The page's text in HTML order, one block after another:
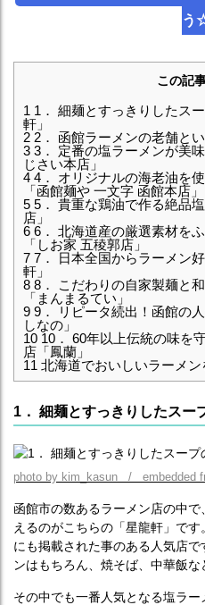
う
この記
1 1． 細麺とすっきりしたス
軒」
2 2． 函館ラーメンの老舗とい
3 3． 定番の塩ラーメンが美
じさい本店」
4 4． オリジナルの海老油を
「函館麺や 一文字 函館本店」
5 5． 貴重な鶏油で作る絶品
店」
6 6． 北海道産の厳選素材を
「しお家 五稜郭店」
7 7． 日本全国からラーメン
軒」
8 8． こだわりの自家製麺と
「まんまるてい」
9 9． リピータ続出！函館の
しなの」
10 10． 60年以上伝統の味を
店「鳳蘭」
11 北海道でおいしいラーメン
1． 細麺とすっきりしたスー
photo by kim_kasun / embedded
函館市の数あるラーメン店の中
えるのがこちらの「星龍軒」で
にも掲載された事のある人気店
ンはもちろん、焼そば、中華飯な
その中でも一番人気となる塩ラ